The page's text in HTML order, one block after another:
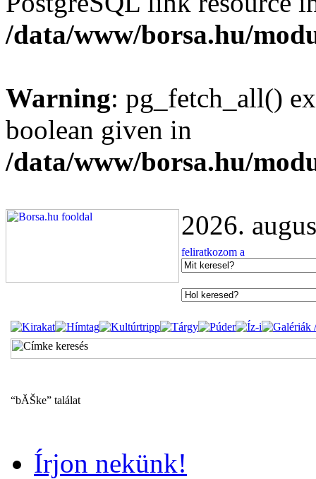
/data/www/borsa.hu/
Warning: pg_fetch_all()
boolean given in
/data/www/borsa.hu/
2026.
“bĂŠke” találat
Írjon nekünk!